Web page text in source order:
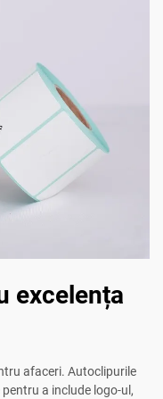
excelența
afaceri. Autoclipurile
a include logo-ul,